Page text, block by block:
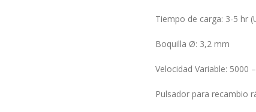
Tiempo de carga: 3-5 hr
Boquilla Ø: 3,2 mm
Velocidad Variable: 5000
Pulsador para recambio